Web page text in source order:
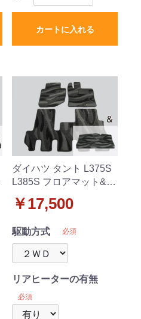
カートに入れる
ダイハツ タント L375S
L385S フロアマット&ラ
ト 社外新品
￥17,500
駆動方式 必須
リアヒーターの有無
必須